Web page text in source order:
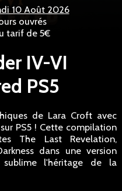
10 Août 2026
ouvrés
tarif de 5€
IV-VI
PS5
de Lara Croft avec
PS5 ! Cette compilation
The Last Revelation,
dans une version
sublime l'héritage de la